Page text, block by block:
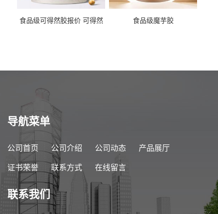
食品级可得然胶报价 可得然
食品级魔芋胶
导航菜单
公司首页 公司介绍 公司动态 产品展厅
证书荣誉 联系方式 在线留言
联系我们